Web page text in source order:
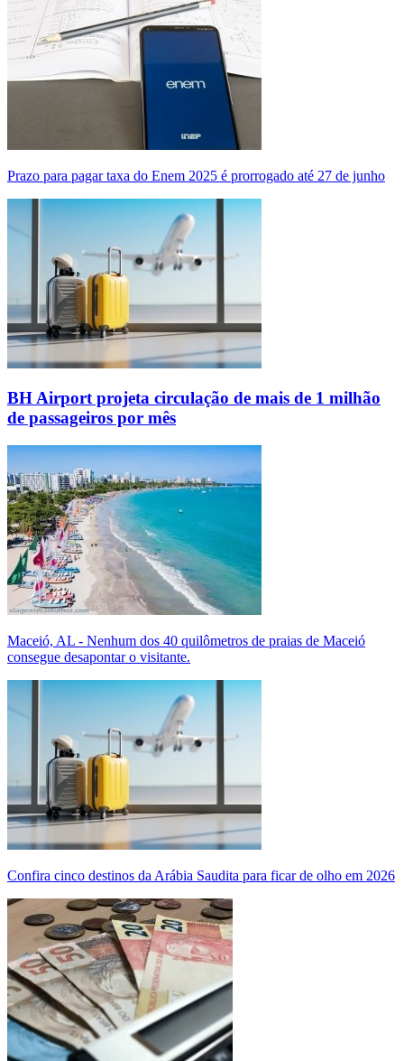
Prazo para pagar taxa do Enem 2025 é prorrogado até 27 de junho
BH Airport projeta circulação de mais de 1 milhão
de passageiros por mês
Maceió, AL - Nenhum dos 40 quilômetros de praias de Maceió
consegue desapontar o visitante.
Confira cinco destinos da Arábia Saudita para ficar de olho em 2026